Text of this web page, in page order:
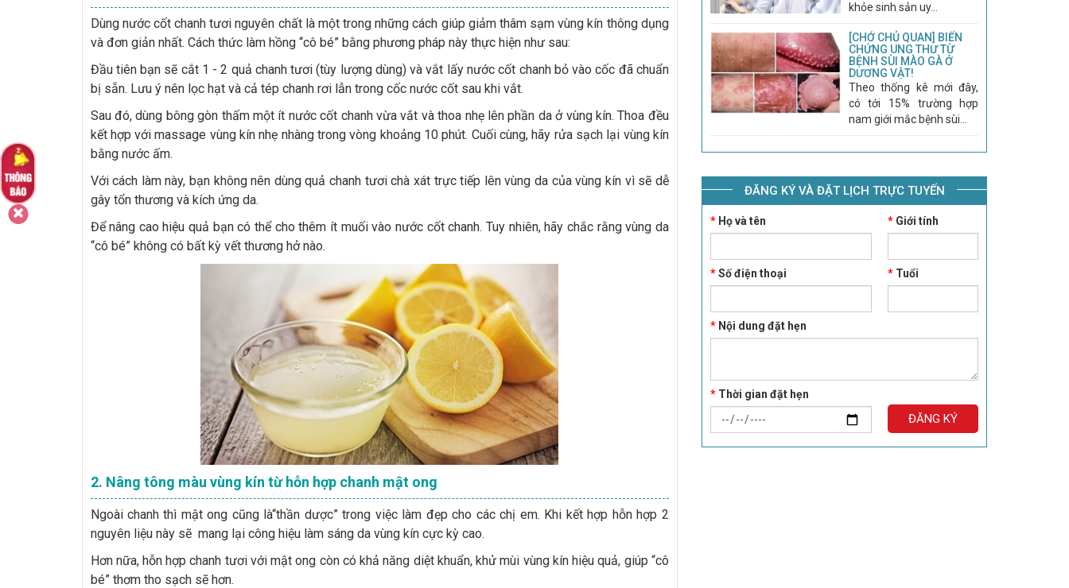
Dùng nước cốt chanh tươi nguyên chất là một trong những cách giúp giảm thâm sạm vùng kín thông dụng
và đơn giản nhất. Cách thức làm hồng “cô bé” bằng phương pháp này thực hiện như sau:
Đầu tiên bạn sẽ cắt 1 - 2 quả chanh tươi (tùy lượng dùng) và vắt lấy nước cốt chanh bỏ vào cốc đã chuẩn
bị sẵn. Lưu ý nên lọc hạt và cả tép chanh rơi lẫn trong cốc nước cốt sau khi vắt.
Sau đó, dùng bông gòn thấm một ít nước cốt chanh vừa vắt và thoa nhẹ lên phần da ở vùng kín. Thoa đều
kết hợp với massage vùng kín nhẹ nhàng trong vòng khoảng 10 phút. Cuối cùng, hãy rửa sạch lại vùng kín
bằng nước ấm.
Với cách làm này, bạn không nên dùng quả chanh tươi chà xát trực tiếp lên vùng da của vùng kín vì sẽ dễ
gây tổn thương và kích ứng da.
Để nâng cao hiệu quả bạn có thể cho thêm ít muối vào nước cốt chanh. Tuy nhiên, hãy chắc rằng vùng da
“cô bé” không có bất kỳ vết thương hở nào.
2. Nâng tông màu vùng kín từ hỗn hợp chanh mật ong
Ngoài chanh thì mật ong cũng là“thần dược” trong việc làm đẹp cho các chị em. Khi kết hợp hỗn hợp 2
nguyên liệu này sẽ mang lại công hiệu làm sáng da vùng kín cực kỳ cao.
Hơn nữa, hỗn hợp chanh tươi với mật ong còn có khả năng diệt khuẩn, khử mùi vùng kín hiệu quả, giúp “cô
bé” thơm tho sạch sẽ hơn.
khỏe sinh sản uy...
[CHỚ CHỦ QUAN] BIẾN
CHỨNG UNG THƯ TỪ
BỆNH SÙI MÀO GÀ Ở
DƯƠNG VẬT!
Theo thống kê mới đây,
có tới 15% trường hợp
nam giới mắc bệnh sùi...
ĐĂNG KÝ VÀ ĐẶT LỊCH TRỰC TUYẾN
*Họ và tên *Giới tính
*Số điện thoại *Tuổi
*Nội dung đặt hẹn
*Thời gian đặt hẹn
ĐĂNG KÝ